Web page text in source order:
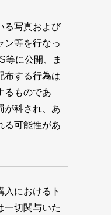
る写真および
ン等を行なっ
等に公開、ま
布する行為は
るものであ
が科され、あ
る可能性があ
入におけるト
一切関与いた